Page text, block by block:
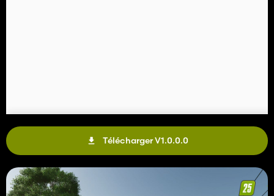
Télécharger V1.0.0.0